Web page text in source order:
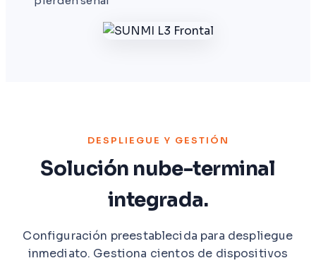
DESPLIEGUE Y GESTIÓN
Solución nube-terminal
integrada.
Configuración preestablecida para despliegue
inmediato. Gestiona cientos de dispositivos